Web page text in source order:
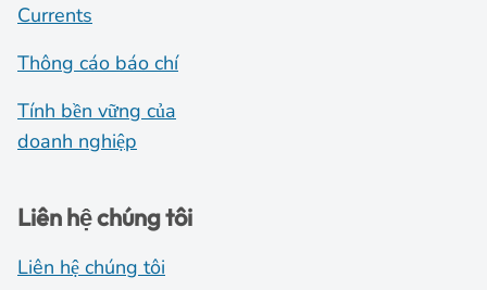
Currents
Thông cáo báo chí
Tính bền vững của
doanh nghiệp
Liên hệ chúng tôi
Liên hệ chúng tôi